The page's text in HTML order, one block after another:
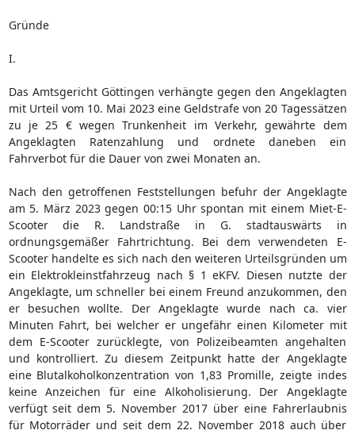
Gründe
I.
Das Amtsgericht Göttingen verhängte gegen den Angeklagten
mit Urteil vom 10. Mai 2023 eine Geldstrafe von 20 Tagessätzen
zu je 25 € wegen Trunkenheit im Verkehr, gewährte dem
Angeklagten Ratenzahlung und ordnete daneben ein
Fahrverbot für die Dauer von zwei Monaten an.
Nach den getroffenen Feststellungen befuhr der Angeklagte
am 5. März 2023 gegen 00:15 Uhr spontan mit einem Miet-E-
Scooter die R. Landstraße in G. stadtauswärts in
ordnungsgemäßer Fahrtrichtung. Bei dem verwendeten E-
Scooter handelte es sich nach den weiteren Urteilsgründen um
ein Elektrokleinstfahrzeug nach § 1 eKFV. Diesen nutzte der
Angeklagte, um schneller bei einem Freund anzukommen, den
er besuchen wollte. Der Angeklagte wurde nach ca. vier
Minuten Fahrt, bei welcher er ungefähr einen Kilometer mit
dem E-Scooter zurücklegte, von Polizeibeamten angehalten
und kontrolliert. Zu diesem Zeitpunkt hatte der Angeklagte
eine Blutalkoholkonzentration von 1,83 Promille, zeigte indes
keine Anzeichen für eine Alkoholisierung. Der Angeklagte
verfügt seit dem 5. November 2017 über eine Fahrerlaubnis
für Motorräder und seit dem 22. November 2018 auch über